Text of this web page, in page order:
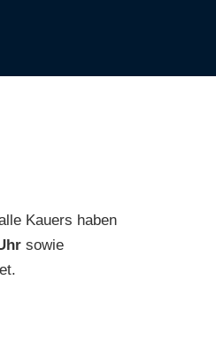
Kauers haben
sowie